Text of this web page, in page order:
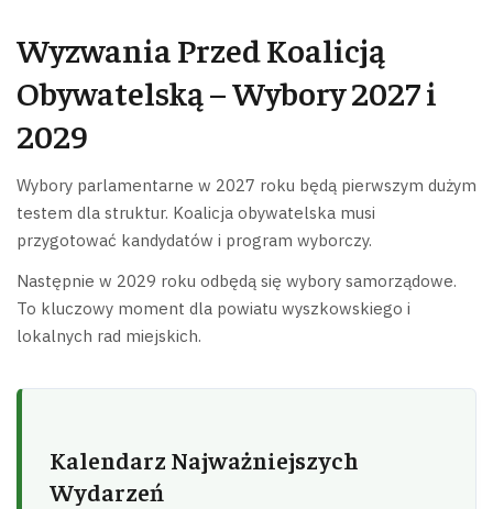
Wyzwania Przed Koalicją
Obywatelską – Wybory 2027 i
2029
Wybory parlamentarne w 2027 roku będą pierwszym dużym
testem dla struktur. Koalicja obywatelska musi
przygotować kandydatów i program wyborczy.
Następnie w 2029 roku odbędą się wybory samorządowe.
To kluczowy moment dla powiatu wyszkowskiego i
lokalnych rad miejskich.
Kalendarz Najważniejszych
Wydarzeń